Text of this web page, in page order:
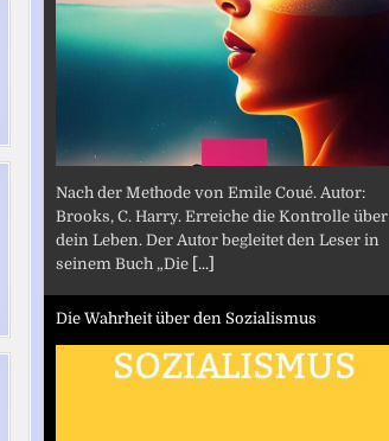
Nach der Methode von Emile Coué. Autor:
Brooks, C. Harry. Erreiche die Kontrolle über
dein Leben. Der Autor begleitet den Leser in
seinem Buch „Die [...]
Die Wahrheit über den Sozialismus